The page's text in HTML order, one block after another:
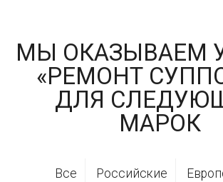
МЫ ОКАЗЫВАЕМ
«РЕМОНТ
ДЛЯ
МАРОК
Все Российские